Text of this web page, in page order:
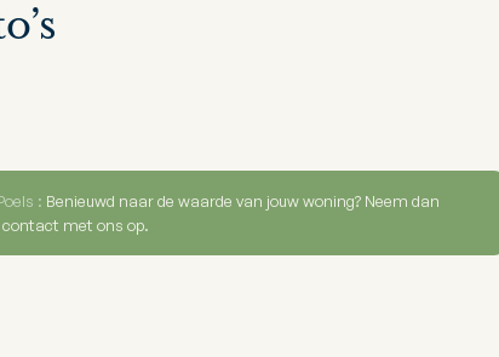
: Benieuwd naar de waarde van jouw woning? Neem dan
met ons op.